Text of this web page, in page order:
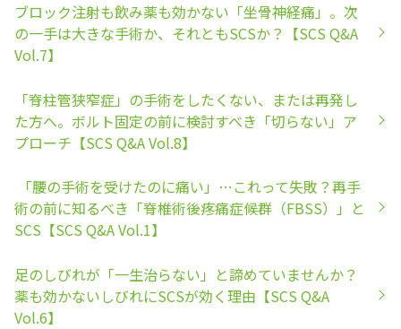
ブロック注射も飲み薬も効かない「坐骨神経痛」。次
の一手は大きな手術か、それともSCSか？【SCS Q&A
Vol.7】
「脊柱管狭窄症」の手術をしたくない、または再発し
た方へ。ボルト固定の前に検討すべき「切らない」ア
プローチ【SCS Q&A Vol.8】
「腰の手術を受けたのに痛い」…これって失敗？再手
術の前に知るべき「脊椎術後疼痛症候群（FBSS）」と
SCS【SCS Q&A Vol.1】
足のしびれが「一生治らない」と諦めていませんか？
薬も効かないしびれにSCSが効く理由【SCS Q&A
Vol.6】